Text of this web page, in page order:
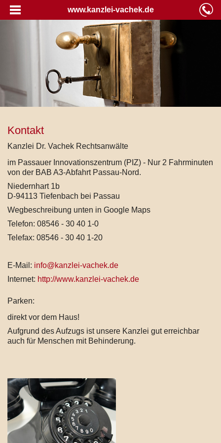
www.kanzlei-vachek.de
Kontakt
Kanzlei Dr. Vachek Rechtsanwälte
im Passauer Innovationszentrum (PIZ) - Nur 2 Fahrminuten
von der BAB A3-Abfahrt Passau-Nord.
Niedernhart 1b
D-94113 Tiefenbach bei Passau
Wegbeschreibung unten in Google Maps
Telefon: 08546 - 30 40 1-0
Telefax: 08546 - 30 40 1-20
E-Mail: info@kanzlei-vachek.de
Internet: http://www.kanzlei-vachek.de
Parken:
direkt vor dem Haus!
Aufgrund des Aufzugs ist unsere Kanzlei gut erreichbar
auch für Menschen mit Behinderung.